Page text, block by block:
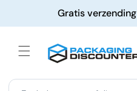
content
Gratis verzending